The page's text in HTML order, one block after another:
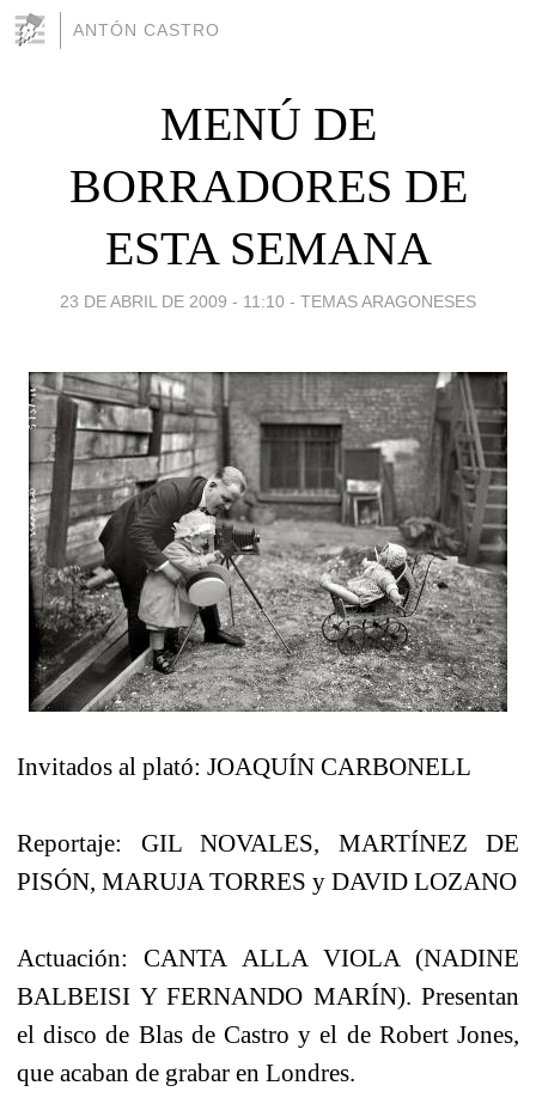
ANTÓN CASTRO
MENÚ DE
BORRADORES DE
ESTA SEMANA
23 DE ABRIL DE 2009 - 11:10 - TEMAS ARAGONESES
Invitados al plató: JOAQUÍN CARBONELL
Reportaje: GIL NOVALES, MARTÍNEZ DE
PISÓN, MARUJA TORRES y DAVID LOZANO
Actuación: CANTA ALLA VIOLA (NADINE
BALBEISI Y FERNANDO MARÍN). Presentan
el disco de Blas de Castro y el de Robert Jones,
que acaban de grabar en Londres.